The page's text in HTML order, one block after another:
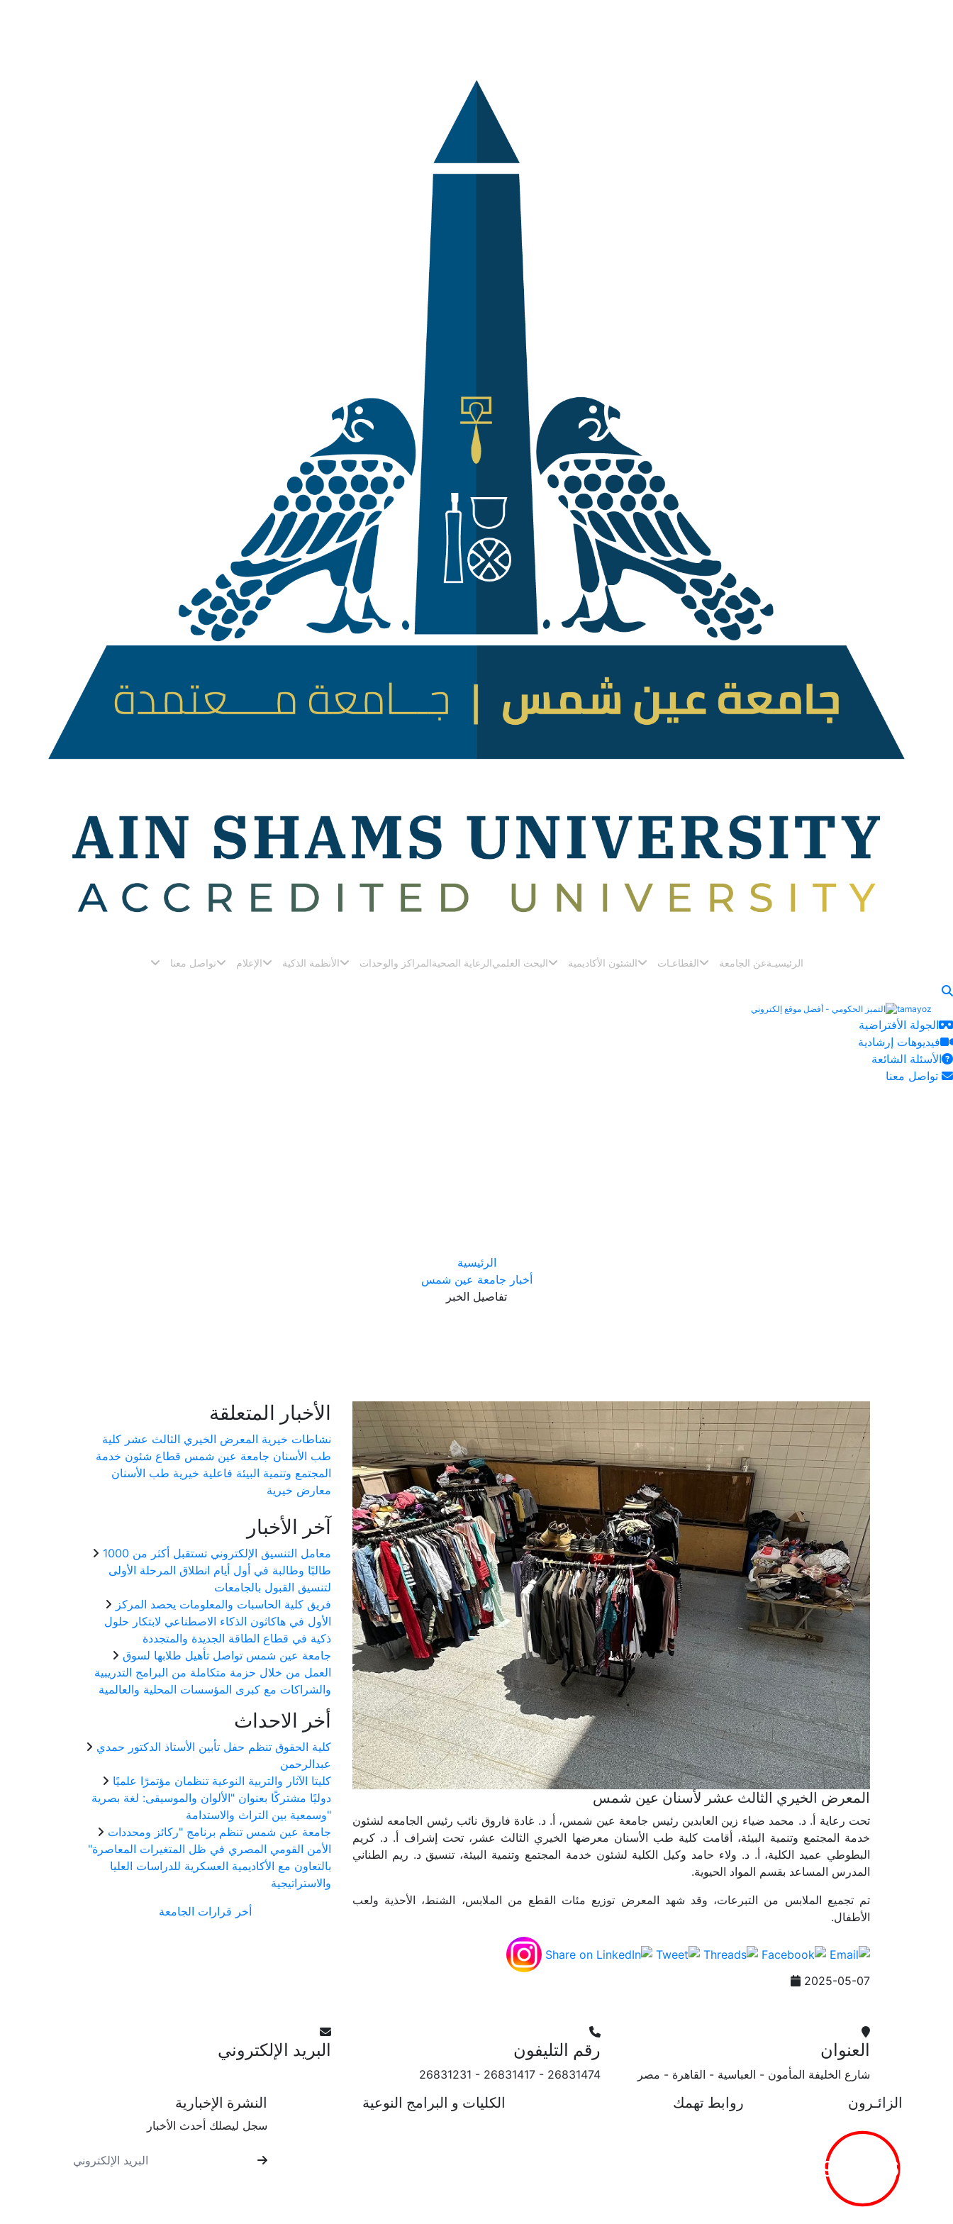
الرئيسيـةعن الجامعة القطاعـات الشئون الأكاديمية البحث العلميالرعاية الصحيةالمراكز والوحدات الأنظمة الذكية الإعلام تواصل معنا
التميز الحكومي - أفضل موقع إلكتروني
الجولة الأفتراضية
فيديوهات إرشادية
الأسئلة الشائعة
الرئيسية
أخبار جامعة عين شمس
تفاصيل الخبر
المعرض الخيري الثالث عشر لأسنان عين شمس
تحت رعاية أ. د. محمد ضياء زين العابدين رئيس جامعة عين شمس، أ. د. غادة فاروق نائب رئيس الجامعه لشئون
خدمة المجتمع وتنمية البيئة، أقامت كلية طب الأسنان معرضها الخيري الثالث عشر، تحت إشراف أ. د. كريم
البطوطي عميد الكلية، أ. د. ولاء حامد وكيل الكلية لشئون خدمة المجتمع وتنمية البيئة، تنسيق د. ريم الطناني
المدرس المساعد بقسم المواد الحيوية.
تم تجميع الملابس من التبرعات، وقد شهد المعرض توزيع مئات القطع من الملابس، الشنط، الأحذية ولعب
الأطفال.
2025-05-07
الأخبار المتعلقة
نشاطات خيرية المعرض الخيري الثالث عشر كلية
طب الأسنان جامعة عين شمس قطاع شئون خدمة
المجتمع وتنمية البيئة فاعلية خيرية طب الأسنان
معارض خيرية
آخر الأخبار
معامل التنسيق الإلكتروني تستقبل أكثر من 1000
طالبًا وطالبة في أول أيام انطلاق المرحلة الأولى
لتنسيق القبول بالجامعات
فريق كلية الحاسبات والمعلومات يحصد المركز
الأول في هاكاثون الذكاء الاصطناعي لابتكار حلول
ذكية في قطاع الطاقة الجديدة والمتجددة
جامعة عين شمس تواصل تأهيل طلابها لسوق
العمل من خلال حزمة متكاملة من البرامج التدريبية
والشراكات مع كبرى المؤسسات المحلية والعالمية
أخر الاحداث
كلية الحقوق تنظم حفل تأبين الأستاذ الدكتور حمدي
عبدالرحمن
كليتا الآثار والتربية النوعية تنظمان مؤتمرًا علميًا
دوليًا مشتركًا بعنوان "الألوان والموسيقى: لغة بصرية
وسمعية بين التراث والاستدامة"
جامعة عين شمس تنظم برنامج "ركائز ومحددات
الأمن القومي المصري في ظل المتغيرات المعاصرة"
بالتعاون مع الأكاديمية العسكرية للدراسات العليا
والاستراتيجية
العنوان
شارع الخليفة المأمون - العباسية - القاهرة - مصر
رقم التليفون
26831231 - 26831417 - 26831474
البريد الإلكتروني
الزائـرون
19266760
روابط تهمك الكليات و البرامج النوعية النشرة الإخبارية
سجل ليصلك أحدث الأخبار